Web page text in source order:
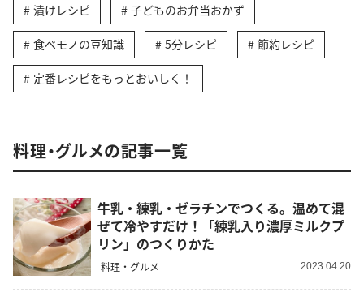
漬けレシピ 子どものお弁当おかず
食べモノの豆知識 5分レシピ 節約レシピ
定番レシピをもっとおいしく！
料理・グルメの記事一覧
牛乳・練乳・ゼラチンでつくる。温めて混
ぜて冷やすだけ！「練乳入り濃厚ミルクプ
リン」のつくりかた
料理・グルメ 2023.04.20